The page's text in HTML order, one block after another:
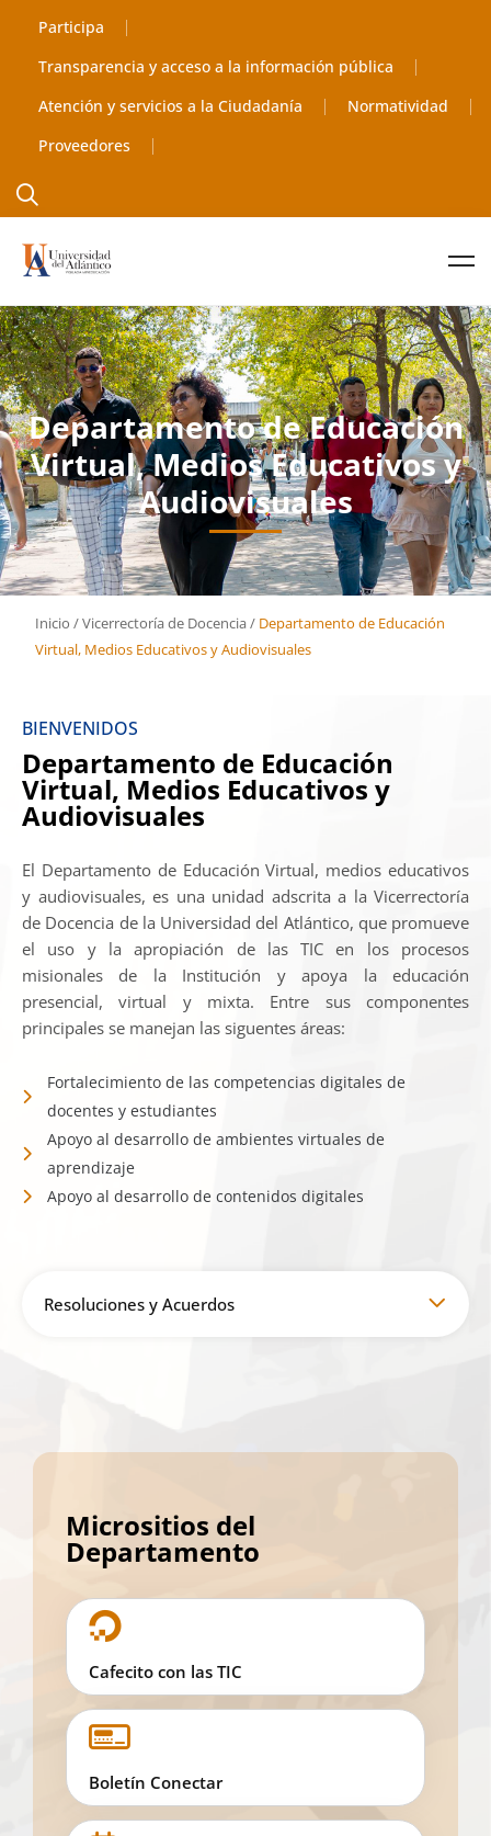
Participa
Transparencia y acceso a la información pública
Atención y servicios a la Ciudadanía
Normatividad
Proveedores
Departamento de Educación
Virtual, Medios Educativos y
Audiovisuales
Inicio /Vicerrectoría de Docencia/Departamento de Educación
Virtual, Medios Educativos y Audiovisuales
BIENVENIDOS
Departamento de Educación
Virtual, Medios Educativos y
Audiovisuales
El Departamento de Educación Virtual, medios educativos
y audiovisuales, es una unidad adscrita a la Vicerrectoría
de Docencia de la Universidad del Atlántico, que promueve
el uso y la apropiación de las TIC en los procesos
misionales de la Institución y apoya la educación
presencial, virtual y mixta. Entre sus componentes
principales se manejan las siguentes áreas:
Fortalecimiento de las competencias digitales de
docentes y estudiantes
Apoyo al desarrollo de ambientes virtuales de
aprendizaje
Apoyo al desarrollo de contenidos digitales
Resoluciones y Acuerdos
Micrositios del
Departamento
Cafecito con las TIC
Boletín Conectar